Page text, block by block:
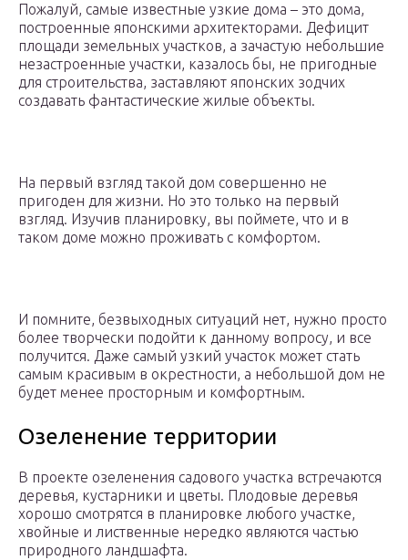
Пожалуй, самые известные узкие дома – это дома,
построенные японскими архитекторами. Дефицит
площади земельных участков, а зачастую небольшие
незастроенные участки, казалось бы, не пригодные
для строительства, заставляют японских зодчих
создавать фантастические жилые объекты.
На первый взгляд такой дом совершенно не
пригоден для жизни. Но это только на первый
взгляд. Изучив планировку, вы поймете, что и в
таком доме можно проживать с комфортом.
И помните, безвыходных ситуаций нет, нужно просто
более творчески подойти к данному вопросу, и все
получится. Даже самый узкий участок может стать
самым красивым в окрестности, а небольшой дом не
будет менее просторным и комфортным.
Озеленение территории
В проекте озеленения садового участка встречаются
деревья, кустарники и цветы. Плодовые деревья
хорошо смотрятся в планировке любого участке,
хвойные и лиственные нередко являются частью
природного ландшафта.